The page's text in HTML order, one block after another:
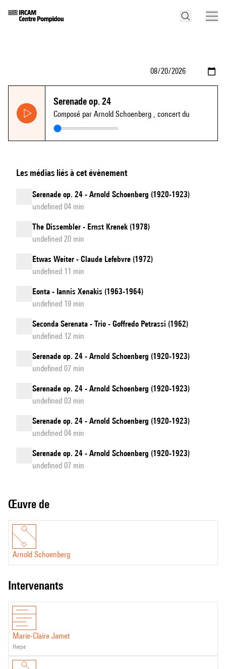
Serenade op. 24
Composé par Arnold Schoenberg , concert du
Les médias liés à cet évènement
Serenade op. 24 - Arnold Schoenberg (1920-1923)
undefined 04 min
The Dissembler - Ernst Krenek (1978)
undefined 20 min
Etwas Weiter - Claude Lefebvre (1972)
undefined 11 min
Eonta - Iannis Xenakis (1963-1964)
undefined 19 min
Seconda Serenata - Trio - Goffredo Petrassi (1962)
undefined 12 min
Serenade op. 24 - Arnold Schoenberg (1920-1923)
undefined 07 min
Serenade op. 24 - Arnold Schoenberg (1920-1923)
undefined 03 min
Serenade op. 24 - Arnold Schoenberg (1920-1923)
undefined 04 min
Serenade op. 24 - Arnold Schoenberg (1920-1923)
undefined 07 min
Œuvre de
Arnold Schoenberg
intervenants
Marie-Claire Jamet
harpe